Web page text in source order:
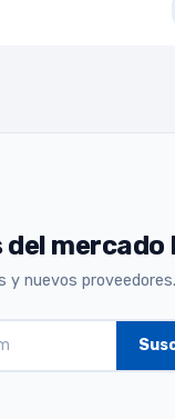
del mercado
y nuevos